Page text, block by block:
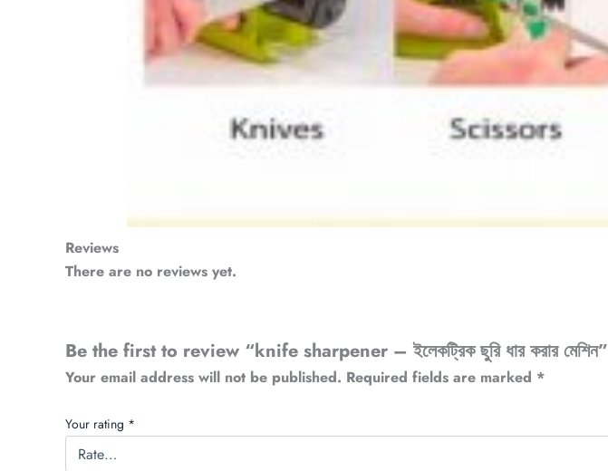
Reviews
There are no reviews yet.
Be the first to review “knife sharpener – ইলেকট্রিক ছুরি ধার করার মেশিন”
Your email address will not be published. Required fields are marked *
Your rating *